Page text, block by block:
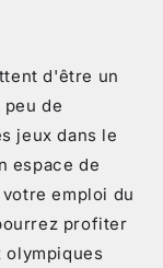
d'être un
de
jeux dans le
espace de
emploi du
profiter